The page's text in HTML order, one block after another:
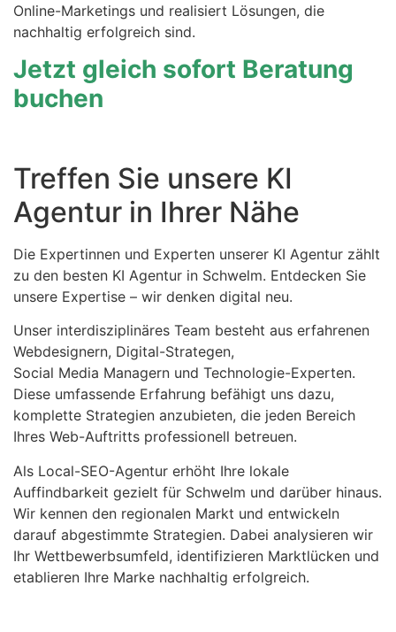
Online-Marketings und realisiert Lösungen, die
nachhaltig erfolgreich sind.
Jetzt gleich sofort Beratung
buchen
Treffen Sie unsere KI
Agentur in Ihrer Nähe
Die Expertinnen und Experten unserer KI Agentur zählt
zu den besten KI Agentur in Schwelm. Entdecken Sie
unsere Expertise – wir denken digital neu.
Unser interdisziplinäres Team besteht aus erfahrenen
Webdesignern, Digital-Strategen,
Social Media Managern und Technologie-Experten.
Diese umfassende Erfahrung befähigt uns dazu,
komplette Strategien anzubieten, die jeden Bereich
Ihres Web-Auftritts professionell betreuen.
Als Local-SEO-Agentur erhöht Ihre lokale
Auffindbarkeit gezielt für Schwelm und darüber hinaus.
Wir kennen den regionalen Markt und entwickeln
darauf abgestimmte Strategien. Dabei analysieren wir
Ihr Wettbewerbsumfeld, identifizieren Marktlücken und
etablieren Ihre Marke nachhaltig erfolgreich.